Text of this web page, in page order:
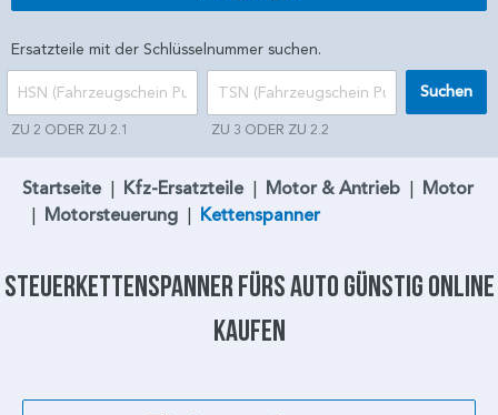
Ersatzteile mit der Schlüsselnummer suchen.
ZU 2 ODER ZU 2.1 ZU 3 ODER ZU 2.2
Suchen
Startseite | Kfz-Ersatzteile | Motor & Antrieb | Motor
| Motorsteuerung | Kettenspanner
Steuerkettenspanner fürs Auto günstig online
kaufen